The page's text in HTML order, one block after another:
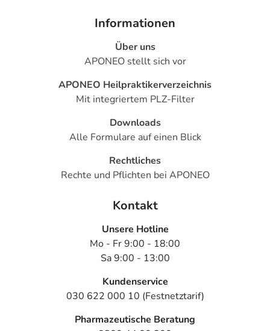
Informationen
Über uns
APONEO stellt sich vor
APONEO Heilpraktikerverzeichnis
Mit integriertem PLZ-Filter
Downloads
Alle Formulare auf einen Blick
Rechtliches
Rechte und Pflichten bei APONEO
Kontakt
Unsere Hotline
Mo - Fr 9:00 - 18:00
Sa 9:00 - 13:00
Kundenservice
030 622 000 10 (Festnetztarif)
Pharmazeutische Beratung